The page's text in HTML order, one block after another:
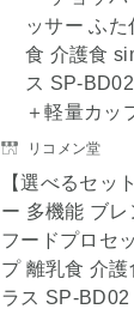
リコメン堂
【選べるセッ
ー 多機能 ブ
フードプロセ
プ 離乳食 介
ラス SP-BD02